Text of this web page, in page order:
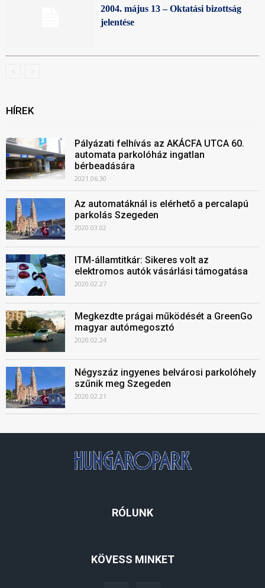
2004. május 13 – Oktatási bizottság
jelentése
HÍREK
Pályázati felhívás az AKÁCFA UTCA 60.
automata parkolóház ingatlan
bérbeadására
2021.06.30
Az automatáknál is elérhető a percalapú
parkolás Szegeden
2020.03.02
ITM-államtitkár: Sikeres volt az
elektromos autók vásárlási támogatása
2020.02.27
Megkezdte prágai működését a GreenGo
magyar autómegosztó
2020.02.24
Négyszáz ingyenes belvárosi parkolóhely
szűnik meg Szegeden
2020.02.21
RÓLUNK
KÖVESS MINKET